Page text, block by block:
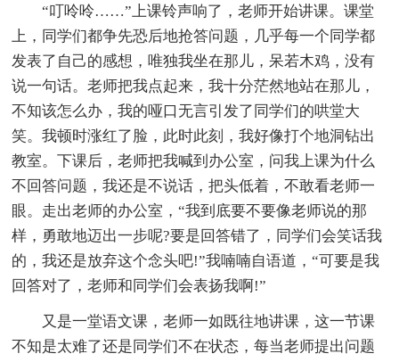
“叮呤呤……”上课铃声响了，老师开始讲课。课堂
上，同学们都争先恐后地抢答问题，几乎每一个同学都
发表了自己的感想，唯独我坐在那儿，呆若木鸡，没有
说一句话。老师把我点起来，我十分茫然地站在那儿，
不知该怎么办，我的哑口无言引发了同学们的哄堂大
笑。我顿时涨红了脸，此时此刻，我好像打个地洞钻出
教室。下课后，老师把我喊到办公室，问我上课为什么
不回答问题，我还是不说话，把头低着，不敢看老师一
眼。走出老师的办公室，“我到底要不要像老师说的那
样，勇敢地迈出一步呢?要是回答错了，同学们会笑话我
的，我还是放弃这个念头吧!”我喃喃自语道，“可要是我
回答对了，老师和同学们会表扬我啊!”
又是一堂语文课，老师一如既往地讲课，这一节课
不知是太难了还是同学们不在状态，每当老师提出问题